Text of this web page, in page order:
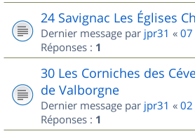
24 Savignac Les Églises
Dernier message par jpr31 «
Réponses : 1
30 Les Corniches des
de Valborgne
Dernier message par jpr31 «
Réponses : 1